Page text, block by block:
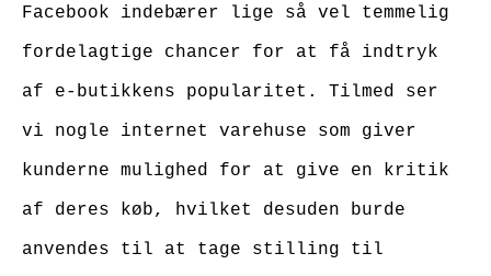
Facebook indebærer lige så vel temmelig
fordelagtige chancer for at få indtryk
af e-butikkens popularitet. Tilmed ser
vi nogle internet varehuse som giver
kunderne mulighed for at give en kritik
af deres køb, hvilket desuden burde
anvendes til at tage stilling til